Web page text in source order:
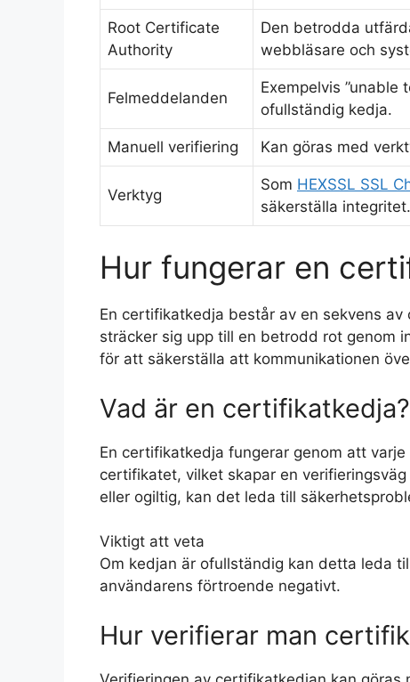
Root Certificate
Authority
Den betrodda
webbläsare och
Felmeddelanden
Exempelvis ”unable
ofullständig kedja.
Manuell verifiering Kan göras med
Verktyg
Som HEXSSL SSL
säkerställa integritet.
Hur fungerar en
En certifikatkedja består av en sekvens
sträcker sig upp till en betrodd rot genom
för att säkerställa att kommunikationen
Vad är en certifikatkedja?
En certifikatkedja fungerar genom att
certifikatet, vilket skapar en
eller ogiltig, kan det leda till
Viktigt att veta
Om kedjan är ofullständig kan detta leda
användarens förtroende negativt.
Hur verifierar man